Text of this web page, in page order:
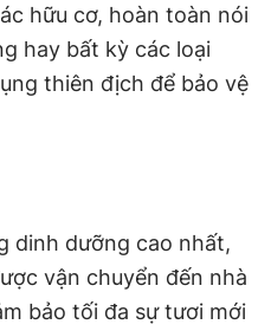
hữu cơ, hoàn toàn nói
hay bất kỳ các loại
thiên địch để bảo vệ
dinh dưỡng cao nhất,
vận chuyển đến nhà
bảo tối đa sự tươi mới